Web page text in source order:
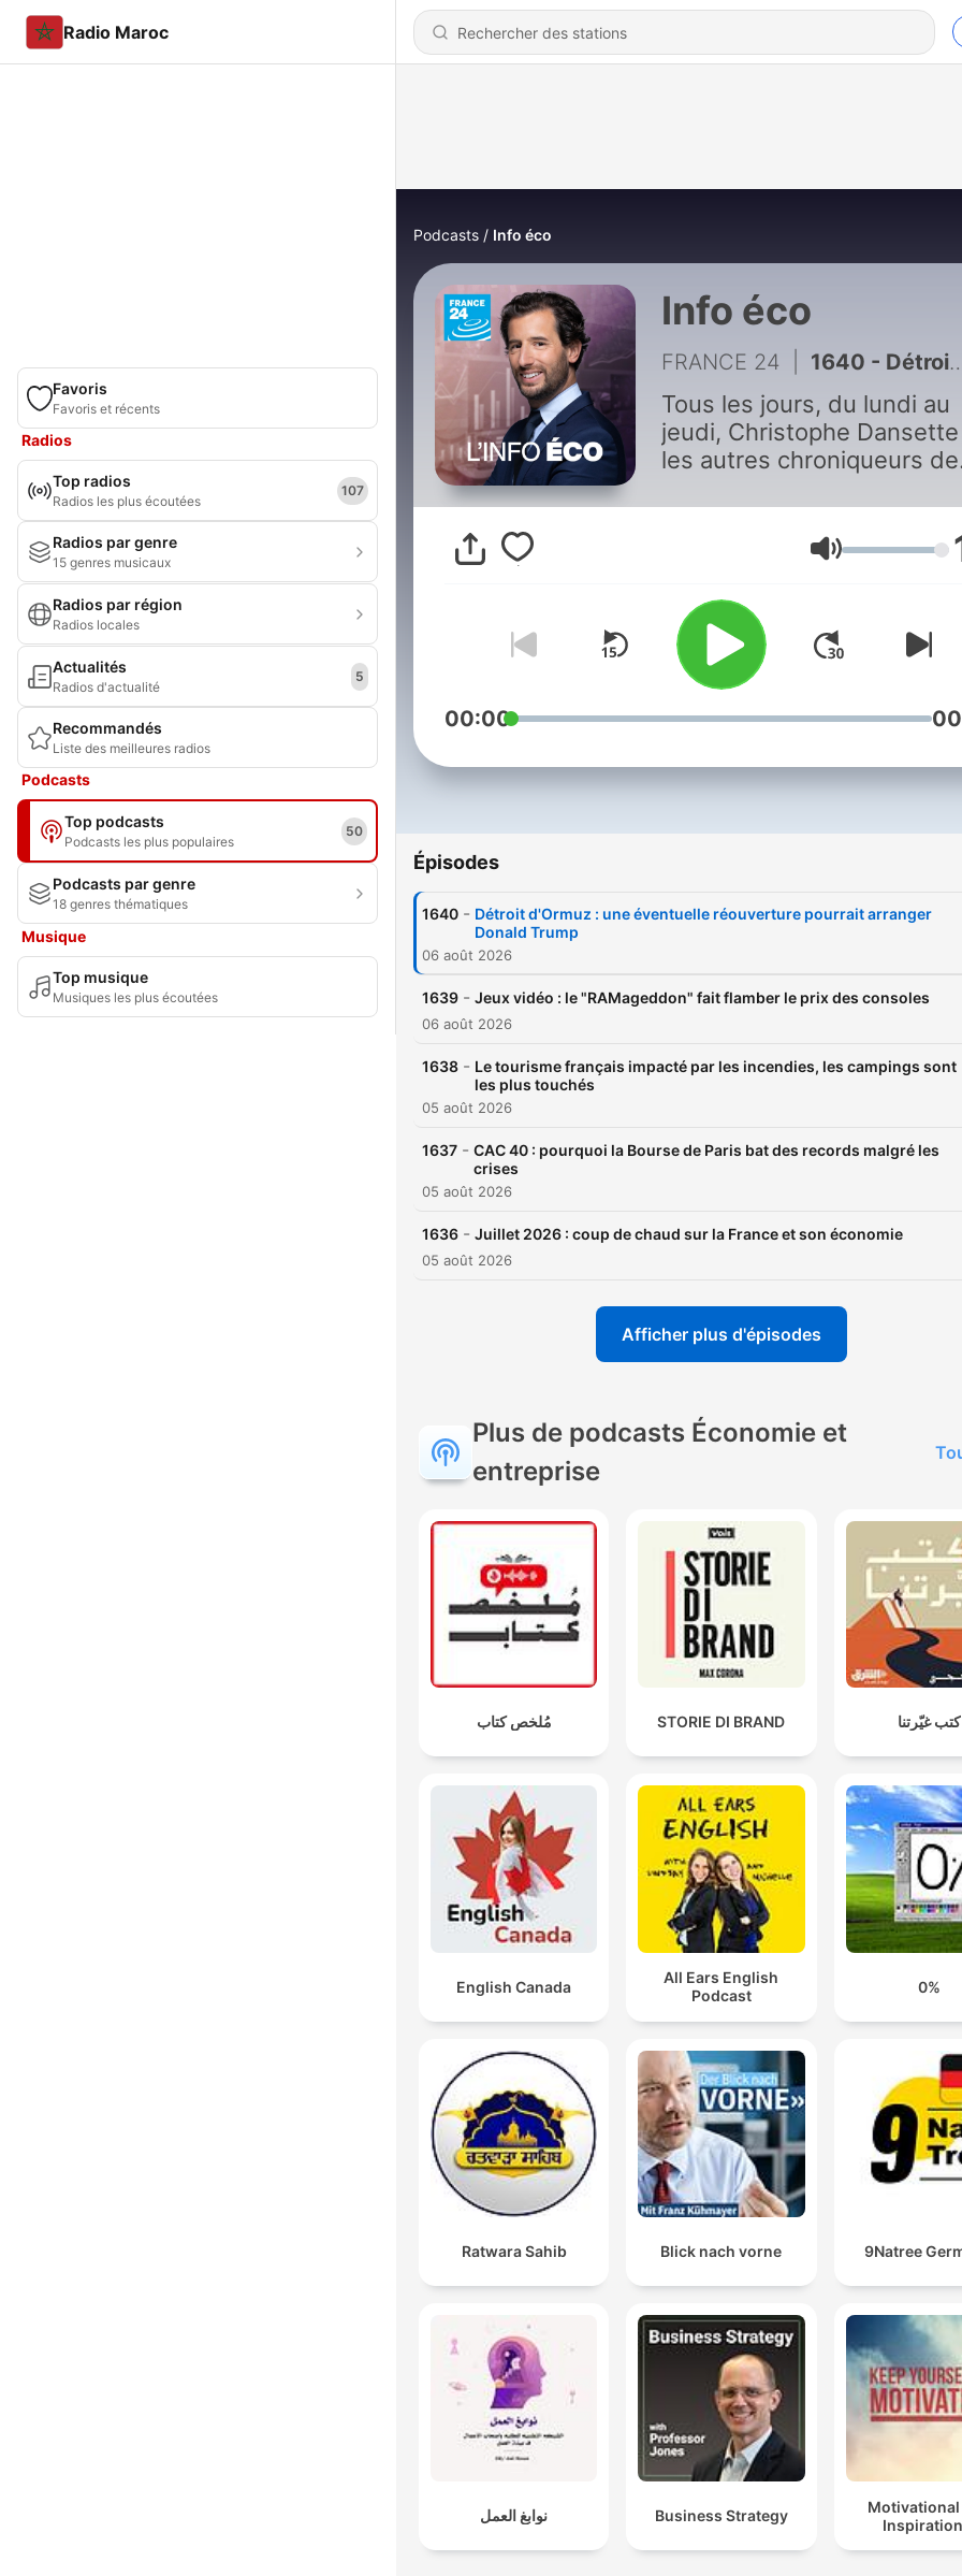
Radio Maroc
Favoris
Favoris et récents
Radios
Top radios
Radios les plus écoutées
107
Radios par genre
15 genres musicaux
Radios par région
Radios locales
Actualités
Radios d'actualité
5
Recommandés
Liste des meilleures radios
Podcasts
Top podcasts
Podcasts les plus populaires
50
Podcasts par genre
18 genres thématiques
Musique
Top musique
Musiques les plus écoutées
Podcasts Info éco
Info éco
FRANCE 24 1640 - Détroit d'Ormuz : une éventuelle réouverture pourrait arranger Donald Trump
Tous les jours, du lundi au
jeudi, Christophe
les autres chroniqueurs de
thème de l’actualité
économique en France et à
Volume
00:00
Épisodes
1640 - Détroit d'Ormuz : une éventuelle réouverture pourrait arranger
Donald Trump
06 août 2026
1639 - Jeux vidéo : le "RAMageddon" fait flamber le prix des consoles
06 août 2026
1638 - Le tourisme français impacté par les incendies, les campings sont
les plus touchés
05 août 2026
1637 - CAC 40 : pourquoi la Bourse de Paris bat des records malgré les
crises
05 août 2026
1636 - Juillet 2026 : coup de chaud sur la France et son économie
05 août 2026
Afficher plus d'épisodes
Plus de podcasts Économie et
entreprise
مُلخص كتاب STORIE DI BRAND كتب غيّرتنا
English Canada
All Ears English
Podcast
0%
Ratwara Sahib Blick nach vorne 9Natree
نوابغ العمل Business Strategy
Motivational